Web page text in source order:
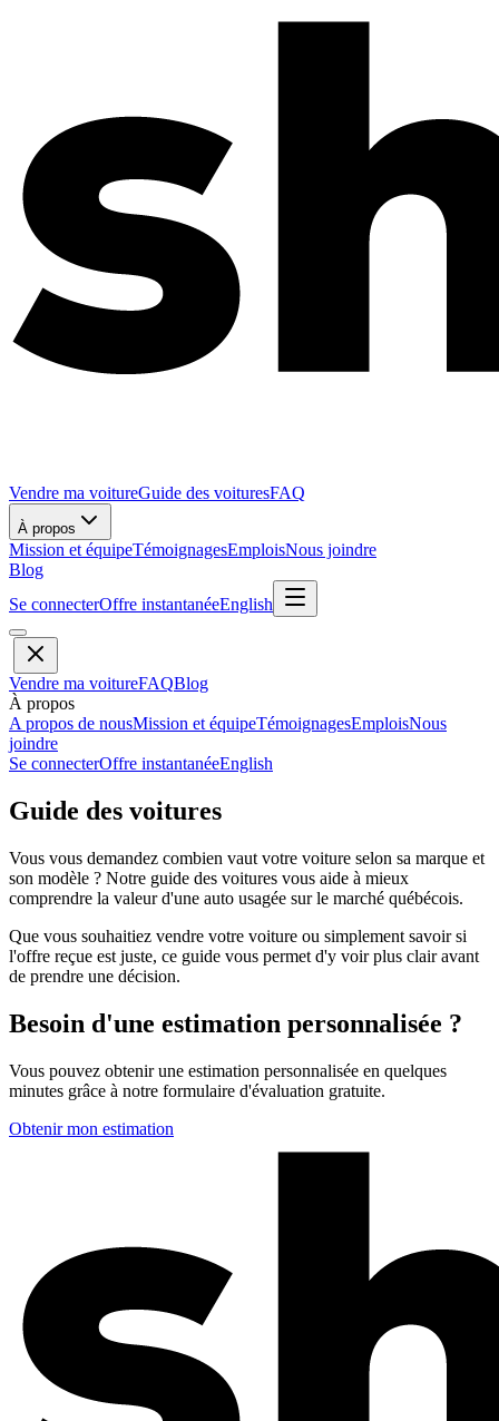
Vendre ma voitureGuide des voituresFAQ
À propos
Mission et équipeTémoignagesEmploisNous joindre
Blog
Se connecterOffre instantanéeEnglish
Vendre ma voitureFAQBlog
À propos
A propos de nousMission et équipeTémoignagesEmploisNous
joindre
Se connecterOffre instantanéeEnglish
Guide des voitures
Vous vous demandez combien vaut votre voiture selon sa marque et
son modèle ? Notre guide des voitures vous aide à mieux
comprendre la valeur d'une auto usagée sur le marché québécois.
Que vous souhaitiez vendre votre voiture ou simplement savoir si
l'offre reçue est juste, ce guide vous permet d'y voir plus clair avant
de prendre une décision.
Besoin d'une estimation personnalisée ?
Vous pouvez obtenir une estimation personnalisée en quelques
minutes grâce à notre formulaire d'évaluation gratuite.
Obtenir mon estimation